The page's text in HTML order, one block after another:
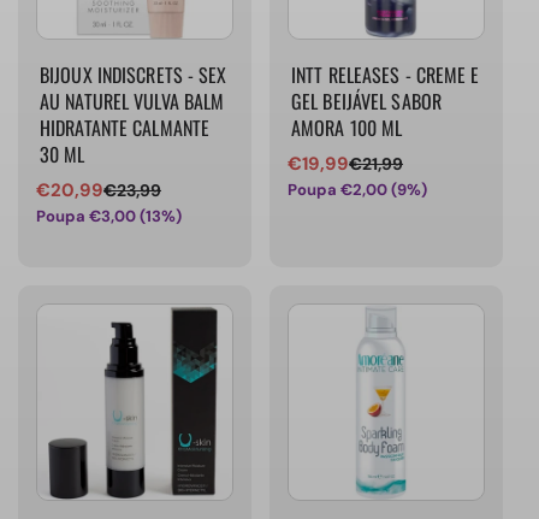
BIJOUX INDISCRETS - SEX
AU NATUREL VULVA BALM
HIDRATANTE CALMANTE
30 ML
Preço
de
€20,99
Preço
normal
€23,99
Poupa €3,00 (13%)
INTT RELEASES - CREME E
GEL BEIJÁVEL SABOR
AMORA 100 ML
Preço
de
€19,99
Preço
normal
€21,99
Poupa €2,00 (9%)